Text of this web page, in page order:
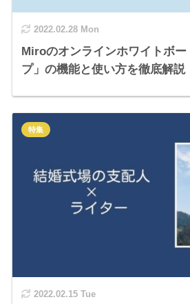
2022.02.28 Mon
Miroのオンラインホワイトボー
プ」の機能と使い方を徹底解説
2022.02.15 Tue
特集